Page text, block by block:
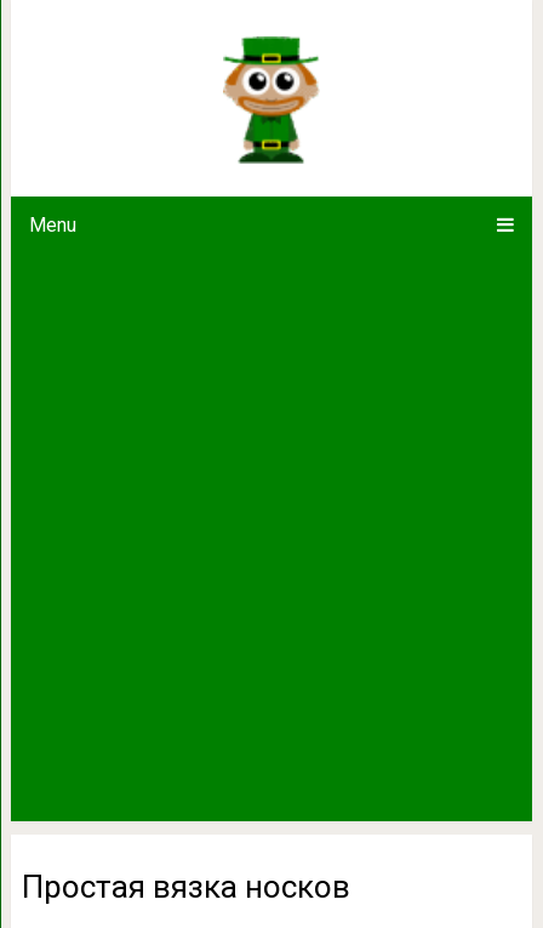
Menu
Простая вязка носков